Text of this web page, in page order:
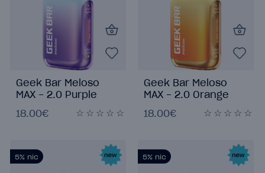
Geek Bar Meloso
MAX - 2.0 Purple
18.00€
Geek Bar Meloso
MAX - 2.0 Orange
18.00€
5% nic 5% nic